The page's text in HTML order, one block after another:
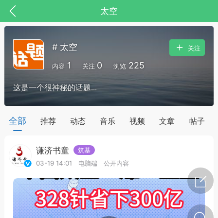
太空
节气气象
# 太空
内容 1 关注 0 浏览 225
关注
这是一个很神秘的话题...
全部 推荐 动态 音乐 视频 文章 帖子
谦济书童
筑基
03-19 14:01
电脑端 公开内容